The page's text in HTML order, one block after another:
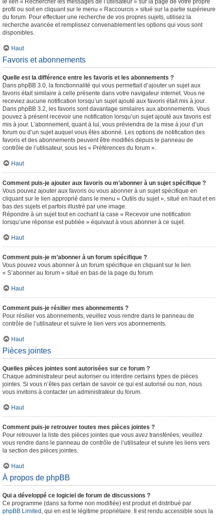
le lien « Rechercher les messages de l’utilisateur » sur la page de votre propre
profil ou soit en cliquant sur le menu « Raccourcis » situé sur la partie supérieure
du forum. Pour effectuer une recherche de vos propres sujets, utilisez la
recherche avancée et remplissez convenablement les options qui vous sont
disponibles.
Haut
Favoris et abonnements
Quelle est la différence entre les favoris et les abonnements ?
Dans phpBB 3.0, la fonctionnalité qui vous permettait d’ajouter un sujet aux
favoris était similaire à celle présente dans votre navigateur internet. Vous ne
receviez aucune notification lorsqu’un sujet ajouté aux favoris était mis à jour.
Dans phpBB 3.2, les favoris sont davantage similaires aux abonnements. Vous
pouvez à présent recevoir une notification lorsqu’un sujet ajouté aux favoris est
mis à jour. L’abonnement, quant à lui, vous préviendra de la mise à jour d’un
forum ou d’un sujet auquel vous êtes abonné. Les options de notification des
favoris et des abonnements peuvent être modifiés depuis le panneau de
contrôle de l’utilisateur, sous les « Préférences du forum ».
Haut
Comment puis-je ajouter aux favoris ou m’abonner à un sujet spécifique ?
Vous pouvez ajouter aux favoris ou vous abonner à un sujet spécifique en
cliquant sur le lien approprié dans le menu « Outils du sujet », situé en haut et en
bas des sujets et parfois illustré par une image.
Répondre à un sujet tout en cochant la case « Recevoir une notification
lorsqu’une réponse est publiée » équivaut à vous abonner à ce sujet.
Haut
Comment puis-je m’abonner à un forum spécifique ?
Vous pouvez vous abonner à un forum spécifique en cliquant sur le lien
« S’abonner au forum » situé en bas de la page du forum.
Haut
Comment puis-je résilier mes abonnements ?
Pour résilier vos abonnements, veuillez vous rendre dans le panneau de
contrôle de l’utilisateur et suivre le lien vers vos abonnements.
Haut
Pièces jointes
Quelles pièces jointes sont autorisées sur ce forum ?
Chaque administrateur peut autoriser ou interdire certains types de pièces
jointes. Si vous n’êtes pas certain de savoir ce qui est autorisé ou non, nous
vous invitons à contacter un administrateur du forum.
Haut
Comment puis-je retrouver toutes mes pièces jointes ?
Pour retrouver la liste des pièces jointes que vous avez transférées, veuillez
vous rendre dans le panneau de contrôle de l’utilisateur et suivre les liens vers
la section des pièces jointes.
Haut
À propos de phpBB
Qui a développé ce logiciel de forum de discussions ?
Ce programme (dans sa forme non modifiée) est produit et distribué par
phpBB Limited , qui en est le légitime propriétaire. Il est rendu accessible sous la